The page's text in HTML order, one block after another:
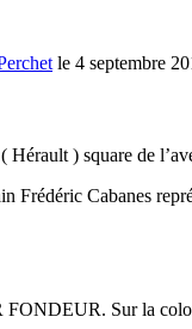
le 4 septembre
) square de
Frédéric Cabanes
Sur la